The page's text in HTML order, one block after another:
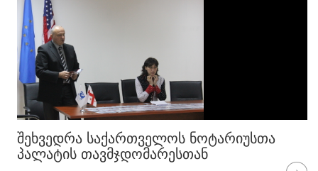
ᲨᲔᲮᲕᲔᲓᲠᲐ ᲡᲐᲥᲐᲠᲗᲕᲔᲚᲝᲡ ᲜᲝᲢᲐᲠᲘᲣᲡᲗᲐ
ᲞᲐᲚᲐᲢᲘᲡ ᲗᲐᲕᲛᲯᲓᲝᲛᲐᲠᲔᲡᲗᲐᲜ